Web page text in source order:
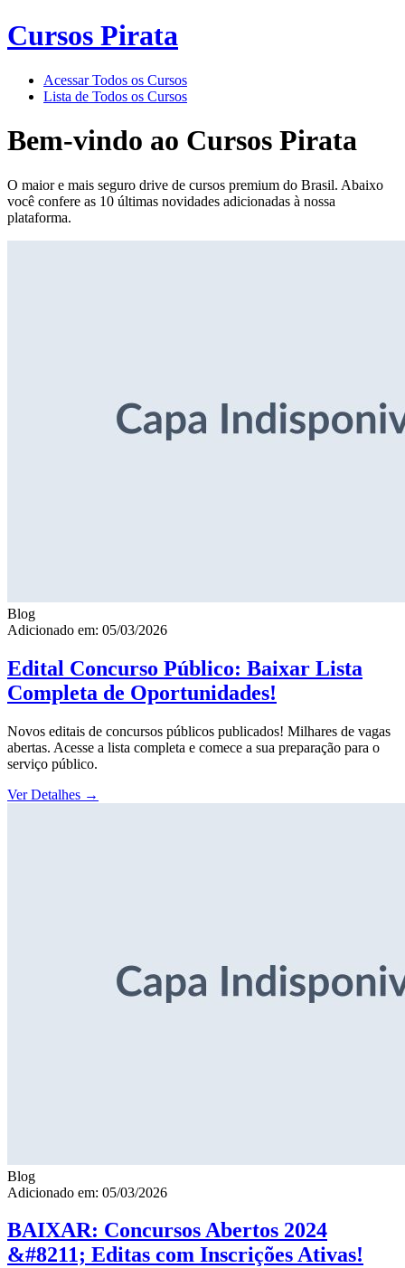
Cursos Pirata
Acessar Todos os Cursos
Lista de Todos os Cursos
Bem-vindo ao Cursos Pirata
O maior e mais seguro drive de cursos premium do Brasil. Abaixo
você confere as 10 últimas novidades adicionadas à nossa
plataforma.
Blog
Adicionado em: 05/03/2026
Edital Concurso Público: Baixar Lista
Completa de Oportunidades!
Novos editais de concursos públicos publicados! Milhares de vagas
abertas. Acesse a lista completa e comece a sua preparação para o
serviço público.
Ver Detalhes →
Blog
Adicionado em: 05/03/2026
BAIXAR: Concursos Abertos 2024
&#8211; Editas com Inscrições Ativas!